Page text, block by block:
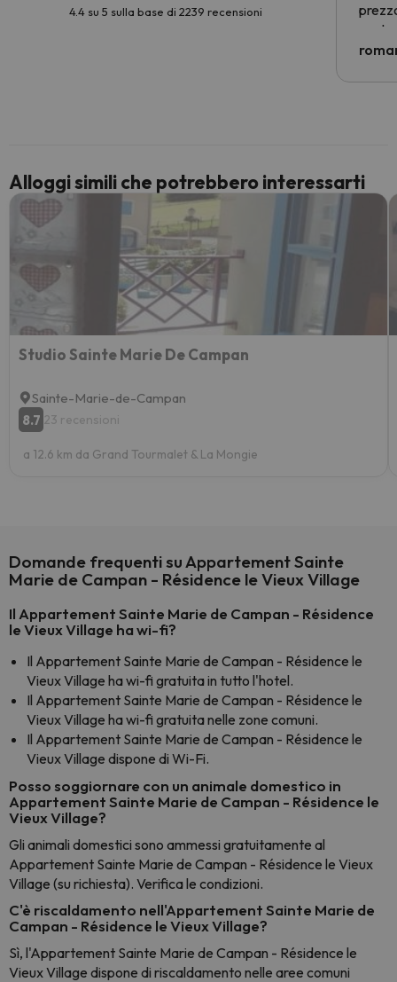
4.4 su 5 sulla base di 2239 recensioni
Alloggi simili che potrebbero interessarti
Studio Sainte Marie De Campan
Sainte-Marie-de-Campan
8.7 23 recensioni
a 12.6 km da Grand Tourmalet & La Mongie
Domande frequenti su Appartement Sainte
Marie de Campan - Résidence le Vieux Village
Il Appartement Sainte Marie de Campan - Résidence
le Vieux Village ha wi-fi?
Il Appartement Sainte Marie de Campan - Résidence le
Vieux Village ha wi-fi gratuita in tutto l'hotel.
Il Appartement Sainte Marie de Campan - Résidence le
Vieux Village ha wi-fi gratuita nelle zone comuni.
Il Appartement Sainte Marie de Campan - Résidence le
Vieux Village dispone di Wi-Fi.
Posso soggiornare con un animale domestico in
Appartement Sainte Marie de Campan - Résidence le
Vieux Village?
Gli animali domestici sono ammessi gratuitamente al
Appartement Sainte Marie de Campan - Résidence le Vieux
Village (su richiesta). Verifica le condizioni.
C'è riscaldamento nell'Appartement Sainte Marie de
Campan - Résidence le Vieux Village?
Sì, l'Appartement Sainte Marie de Campan - Résidence le
Vieux Village dispone di riscaldamento nelle aree comuni